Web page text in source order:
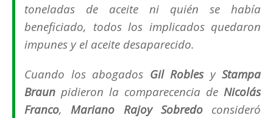
toneladas de aceite ni quién se había
beneficiado, todos los implicados quedaron
impunes y el aceite desaparecido.
Cuando los abogados Gil Robles y Stampa
Braun pidieron la comparecencia de Nicolás
Franco, Mariano Rajoy Sobredoconsideró